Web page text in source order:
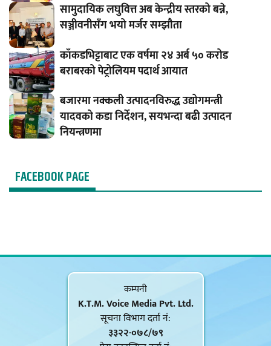
सामुदायिक लघुवित्त अब केन्द्रीय स्तरको बन्ने,
सञ्जीवनीसँग भयो मर्जर सम्झौता
काँकडभिट्टाबाट एक वर्षमा २४ अर्ब ५० करोड
बराबरको पेट्रोलियम पदार्थ आयात
बजारमा नक्कली उत्पादनविरुद्ध उद्योगमन्त्री
यादवको कडा निर्देशन, सयभन्दा बढी उत्पादन
नियन्त्रणमा
FACEBOOK PAGE
कम्पनी
K.T.M. Voice Media Pvt. Ltd.
सूचना विभाग दर्ता नं‍:
३३२२-०७८/७९